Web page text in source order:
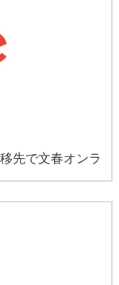
移先で文春オンラ